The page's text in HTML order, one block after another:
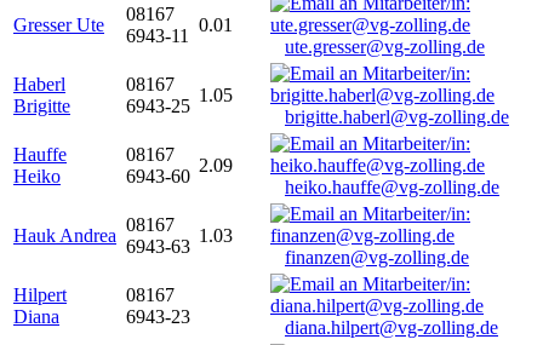
Gresser Ute
08167
6943-11
0.01
ute.gresser@vg-zolling.de
Haberl
Brigitte
08167
6943-25
1.05
brigitte.haberl@vg-zolling.de
Hauffe
Heiko
08167
6943-60
2.09
heiko.hauffe@vg-zolling.de
Hauk Andrea
08167
6943-63
1.03
finanzen@vg-zolling.de
Hilpert
Diana
08167
6943-23
diana.hilpert@vg-zolling.de